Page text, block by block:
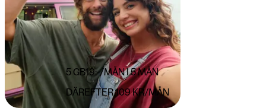
5 GB19:-/MÅN I 5 MÅN
DÄREFTER 109 KR/MÅN